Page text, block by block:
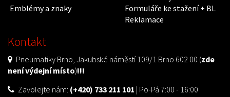
Emblémy a znaky
Formuláře ke stažení + BL
Reklamace
Kontakt
Pneumatiky Brno, Jakubské náměstí 109/1 Brno 602 00 (zde
není výdejní místo)!!!
Zavolejte nám: (+420) 733 211 101 | Po-Pá 7:00 - 16:00